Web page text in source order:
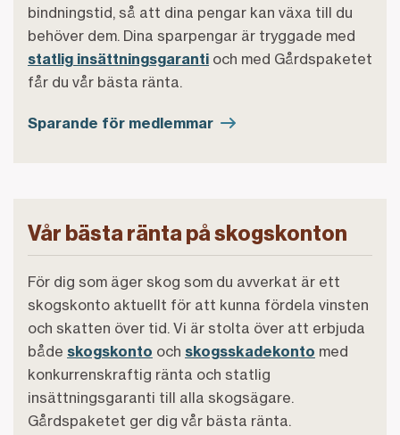
bindningstid, så att dina pengar kan växa till du
behöver dem. Dina sparpengar är tryggade med
statlig insättningsgaranti och med Gårdspaketet
får du vår bästa ränta.
Sparande för medlemmar
Vår bästa ränta på skogskonton
För dig som äger skog som du avverkat är ett
skogskonto aktuellt för att kunna fördela vinsten
och skatten över tid. Vi är stolta över att erbjuda
både skogskonto och skogsskadekonto med
konkurrenskraftig ränta och statlig
insättningsgaranti till alla skogsägare.
Gårdspaketet ger dig vår bästa ränta.